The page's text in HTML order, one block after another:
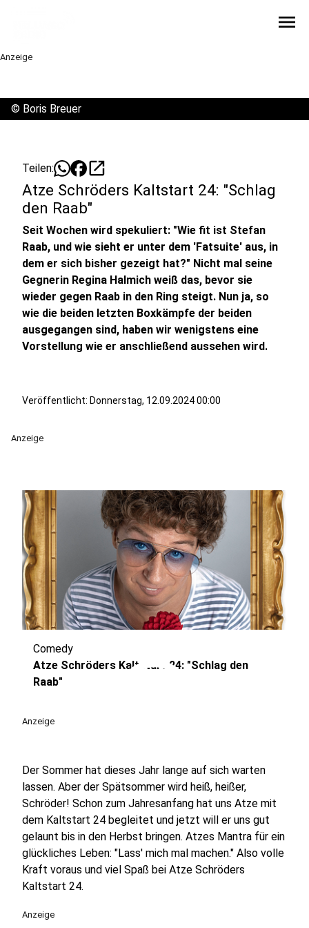
menu
Anzeige
© Boris Breuer
Teilen: open_in_new
Atze Schröders Kaltstart 24: "Schlag
den Raab"
Seit Wochen wird spekuliert: "Wie fit ist Stefan
Raab, und wie sieht er unter dem 'Fatsuite' aus, in
dem er sich bisher gezeigt hat?" Nicht mal seine
Gegnerin Regina Halmich weiß das, bevor sie
wieder gegen Raab in den Ring steigt. Nun ja, so
wie die beiden letzten Boxkämpfe der beiden
ausgegangen sind, haben wir wenigstens eine
Vorstellung wie er anschließend aussehen wird.
Veröffentlicht: Donnerstag, 12.09.2024 00:00
Anzeige
play_circle
Comedy
Atze Schröders Kaltstart 24: "Schlag den
Raab"
Anzeige
Der Sommer hat dieses Jahr lange auf sich warten
lassen. Aber der Spätsommer wird heiß, heißer,
Schröder! Schon zum Jahresanfang hat uns Atze mit
dem Kaltstart 24 begleitet und jetzt will er uns gut
gelaunt bis in den Herbst bringen. Atzes Mantra für ein
glückliches Leben: "Lass' mich mal machen." Also volle
Kraft voraus und viel Spaß bei Atze Schröders
Kaltstart 24.
Anzeige